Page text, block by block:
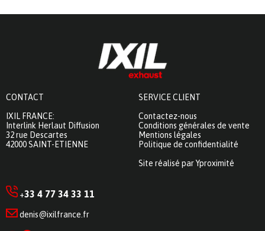
CONTACT
IXIL FRANCE:
Interlink Herlaut Diffusion
32 rue Descartes
42000 SAINT-ETIENNE
SERVICE CLIENT
Contactez-nous
Conditions générales de vente
Mentions légales
Politique de confidentialité
Site réalisé par Yproximité
+33 4 77 34 33 11
denis@ixilfrance.fr